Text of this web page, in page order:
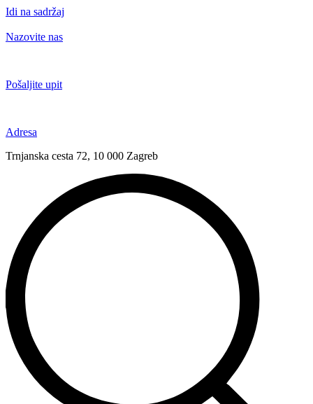
Idi na sadržaj
Nazovite nas
Pošaljite upit
Adresa
Trnjanska cesta 72, 10 000 Zagreb